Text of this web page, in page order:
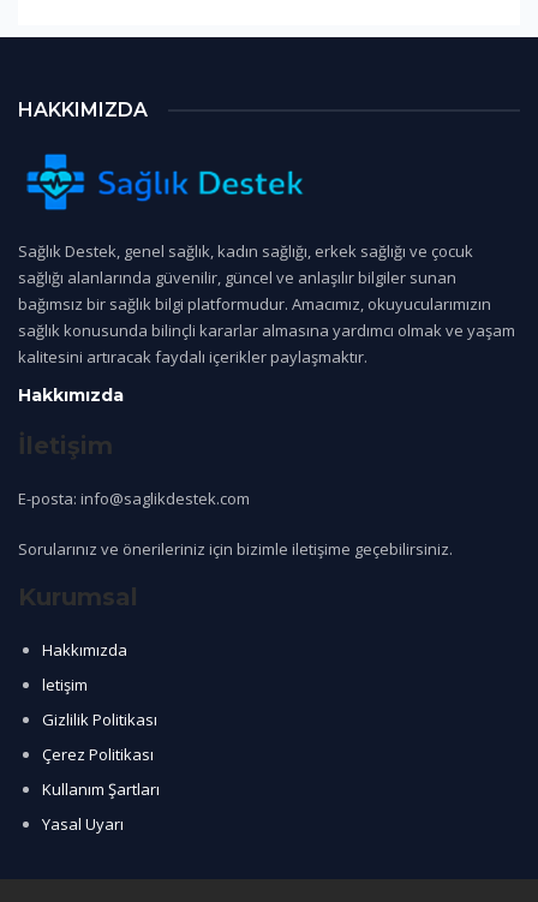
HAKKIMIZDA
Sağlık Destek, genel sağlık, kadın sağlığı, erkek sağlığı ve çocuk
sağlığı alanlarında güvenilir, güncel ve anlaşılır bilgiler sunan
bağımsız bir sağlık bilgi platformudur. Amacımız, okuyucularımızın
sağlık konusunda bilinçli kararlar almasına yardımcı olmak ve yaşam
kalitesini artıracak faydalı içerikler paylaşmaktır.
Hakkımızda
İletişim
E-posta: info@saglikdestek.com
Sorularınız ve önerileriniz için bizimle iletişime geçebilirsiniz.
Kurumsal
Hakkımızda
letişim
Gizlilik Politikası
Çerez Politikası
Kullanım Şartları
Yasal Uyarı